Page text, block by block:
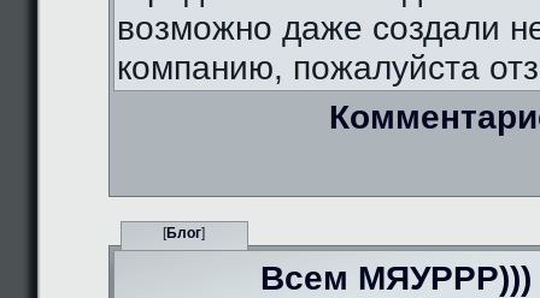
возможно даже создали
компанию, пожалуйста
[Блог]
Всем МЯУРРР)))